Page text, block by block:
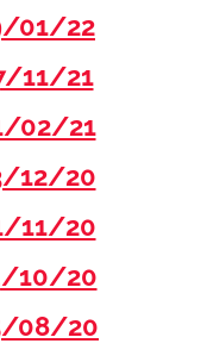
01/22
11/21
02/21
12/20
11/20
10/20
08/20